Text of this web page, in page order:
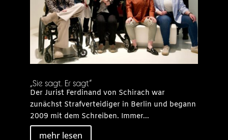
„Sie sagt. Er sagt“
Der Jurist Ferdinand von Schirach war
zunächst Strafverteidiger in Berlin und begann
2009 mit dem Schreiben. Immer...
mehr lesen